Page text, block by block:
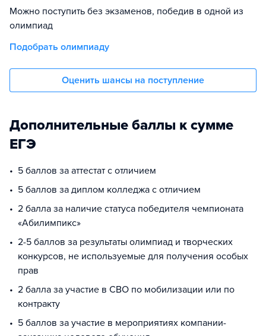
Можно поступить без экзаменов, победив в одной из
олимпиад
Подобрать олимпиаду
Оценить шансы на поступление
Дополнительные баллы к сумме
ЕГЭ
5 баллов за аттестат с отличием
5 баллов за диплом колледжа с отличием
2 балла за наличие статуса победителя чемпионата
«Абилимпикс»
2-5 баллов за результаты олимпиад и творческих
конкурсов, не используемые для получения особых
прав
2 балла за участие в СВО по мобилизации или по
контракту
5 баллов за участие в мероприятиях компании-